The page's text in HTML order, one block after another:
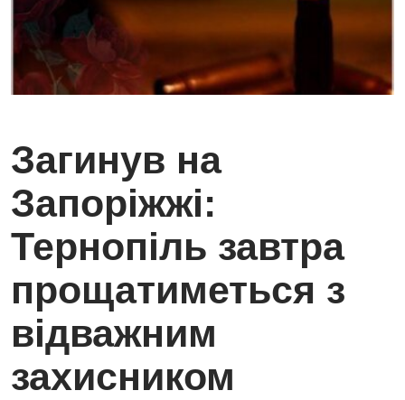
Загинув на
Запоріжжі:
Тернопіль завтра
прощатиметься з
відважним
захисником